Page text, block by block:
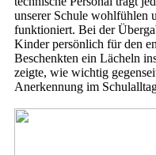
unserer Schule wohlfühlen
funktioniert. Bei der
Kinder persönlich für den
Beschenkten ein Lächeln
zeigte, wie wichtig
Anerkennung im